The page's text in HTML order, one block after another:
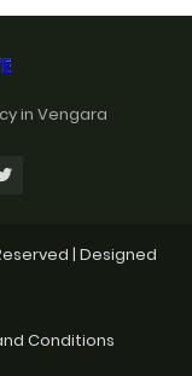
in Vengara
| Designed
Conditions